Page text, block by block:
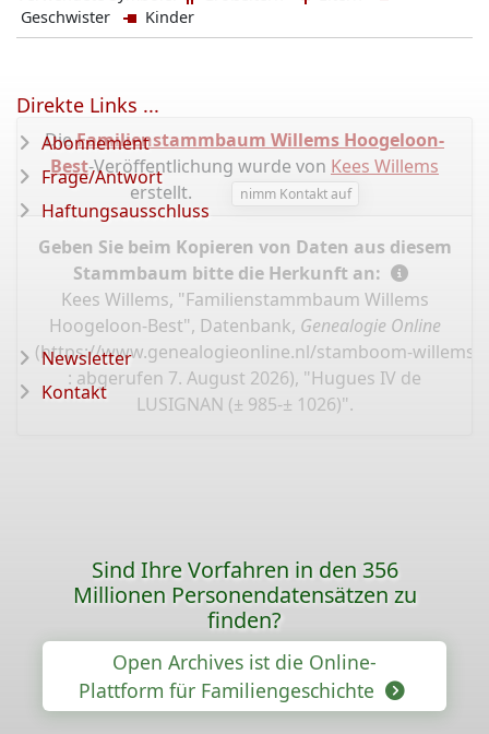
Geschwister
Kinder
DieFamilienstammbaum Willems Hoogeloon-
Best-Veröffentlichung wurde von Kees Willems
erstellt.
nimm Kontakt auf
Geben Sie beim Kopieren von Daten aus diesem
Stammbaum bitte die Herkunft an:
Kees Willems, "Familienstammbaum Willems
Hoogeloon-Best", Datenbank, Genealogie Online
(https://www.genealogieonline.nl/stamboom-willems-
: abgerufen 7. August 2026), "Hugues IV de
LUSIGNAN (± 985-± 1026)".
Direkte Links ...
Abonnement
Frage/Antwort
Haftungsausschluss
Newsletter
Kontakt
Sind Ihre Vorfahren in den 356
Millionen Personendatensätzen zu
finden?
Open Archives ist die Online-
Plattform für Familiengeschichte